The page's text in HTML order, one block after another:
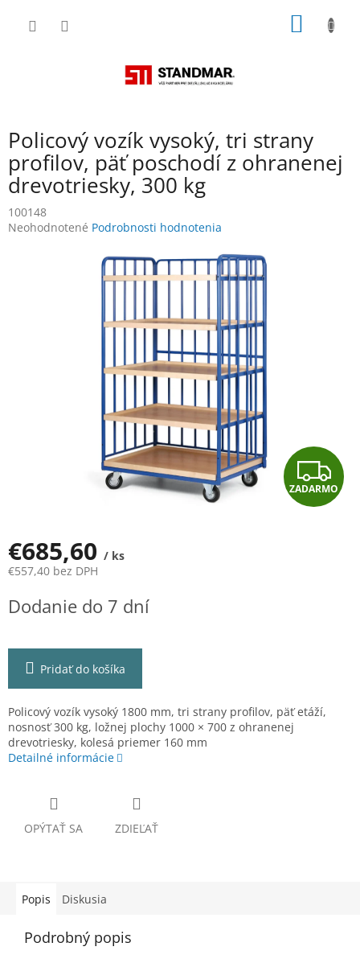
Policový vozík vysoký, tri strany
profilov, päť poschodí z ohranenej
drevotriesky, 300 kg
100148
Priemerné
Neohodnotené Podrobnosti hodnotenia
Z
A
ZADARMO
€685,60 / ks
€557,40 bez DPH
cena:
Dodanie do 7 dní
Pridať do košíka
Policový vozík vysoký 1800 mm, tri strany profilov, päť etáží,
nosnosť 300 kg, ložnej plochy 1000 × 700 z ohranenej
drevotriesky, kolesá priemer 160 mm
Detailné informácie
OPÝTAŤ SA ZDIEĽAŤ
Popis Diskusia
Podrobný popis